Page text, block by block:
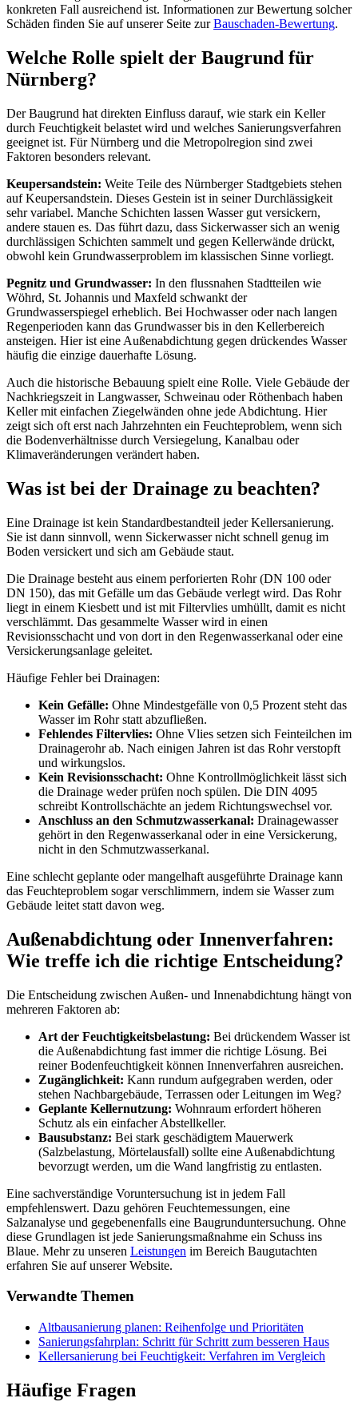
konkreten Fall ausreichend ist. Informationen zur Bewertung solcher
Schäden finden Sie auf unserer Seite zurBauschaden-Bewertung.
Welche Rolle spielt der Baugrund für
Nürnberg?
Der Baugrund hat direkten Einfluss darauf, wie stark ein Keller
durch Feuchtigkeit belastet wird und welches Sanierungsverfahren
geeignet ist. Für Nürnberg und die Metropolregion sind zwei
Faktoren besonders relevant.
Keupersandstein: Weite Teile des Nürnberger Stadtgebiets stehen
auf Keupersandstein. Dieses Gestein ist in seiner Durchlässigkeit
sehr variabel. Manche Schichten lassen Wasser gut versickern,
andere stauen es. Das führt dazu, dass Sickerwasser sich an wenig
durchlässigen Schichten sammelt und gegen Kellerwände drückt,
obwohl kein Grundwasserproblem im klassischen Sinne vorliegt.
Pegnitz und Grundwasser: In den flussnahen Stadtteilen wie
Wöhrd, St. Johannis und Maxfeld schwankt der
Grundwasserspiegel erheblich. Bei Hochwasser oder nach langen
Regenperioden kann das Grundwasser bis in den Kellerbereich
ansteigen. Hier ist eine Außenabdichtung gegen drückendes Wasser
häufig die einzige dauerhafte Lösung.
Auch die historische Bebauung spielt eine Rolle. Viele Gebäude der
Nachkriegszeit in Langwasser, Schweinau oder Röthenbach haben
Keller mit einfachen Ziegelwänden ohne jede Abdichtung. Hier
zeigt sich oft erst nach Jahrzehnten ein Feuchteproblem, wenn sich
die Bodenverhältnisse durch Versiegelung, Kanalbau oder
Klimaveränderungen verändert haben.
Was ist bei der Drainage zu beachten?
Eine Drainage ist kein Standardbestandteil jeder Kellersanierung.
Sie ist dann sinnvoll, wenn Sickerwasser nicht schnell genug im
Boden versickert und sich am Gebäude staut.
Die Drainage besteht aus einem perforierten Rohr (DN 100 oder
DN 150), das mit Gefälle um das Gebäude verlegt wird. Das Rohr
liegt in einem Kiesbett und ist mit Filtervlies umhüllt, damit es nicht
verschlämmt. Das gesammelte Wasser wird in einen
Revisionsschacht und von dort in den Regenwasserkanal oder eine
Versickerungsanlage geleitet.
Häufige Fehler bei Drainagen:
Kein Gefälle: Ohne Mindestgefälle von 0,5 Prozent steht das
Wasser im Rohr statt abzufließen.
Fehlendes Filtervlies: Ohne Vlies setzen sich Feinteilchen im
Drainagerohr ab. Nach einigen Jahren ist das Rohr verstopft
und wirkungslos.
Kein Revisionsschacht: Ohne Kontrollmöglichkeit lässt sich
die Drainage weder prüfen noch spülen. Die DIN 4095
schreibt Kontrollschächte an jedem Richtungswechsel vor.
Anschluss an den Schmutzwasserkanal: Drainagewasser
gehört in den Regenwasserkanal oder in eine Versickerung,
nicht in den Schmutzwasserkanal.
Eine schlecht geplante oder mangelhaft ausgeführte Drainage kann
das Feuchteproblem sogar verschlimmern, indem sie Wasser zum
Gebäude leitet statt davon weg.
Außenabdichtung oder Innenverfahren:
Wie treffe ich die richtige Entscheidung?
Die Entscheidung zwischen Außen- und Innenabdichtung hängt von
mehreren Faktoren ab:
Art der Feuchtigkeitsbelastung: Bei drückendem Wasser ist
die Außenabdichtung fast immer die richtige Lösung. Bei
reiner Bodenfeuchtigkeit können Innenverfahren ausreichen.
Zugänglichkeit: Kann rundum aufgegraben werden, oder
stehen Nachbargebäude, Terrassen oder Leitungen im Weg?
Geplante Kellernutzung: Wohnraum erfordert höheren
Schutz als ein einfacher Abstellkeller.
Bausubstanz: Bei stark geschädigtem Mauerwerk
(Salzbelastung, Mörtelausfall) sollte eine Außenabdichtung
bevorzugt werden, um die Wand langfristig zu entlasten.
Eine sachverständige Voruntersuchung ist in jedem Fall
empfehlenswert. Dazu gehören Feuchtemessungen, eine
Salzanalyse und gegebenenfalls eine Baugrunduntersuchung. Ohne
diese Grundlagen ist jede Sanierungsmaßnahme ein Schuss ins
Blaue. Mehr zu unseren Leistungen im Bereich Baugutachten
erfahren Sie auf unserer Website.
Verwandte Themen
Altbausanierung planen: Reihenfolge und Prioritäten
Sanierungsfahrplan: Schritt für Schritt zum besseren Haus
Kellersanierung bei Feuchtigkeit: Verfahren im Vergleich
Häufige Fragen